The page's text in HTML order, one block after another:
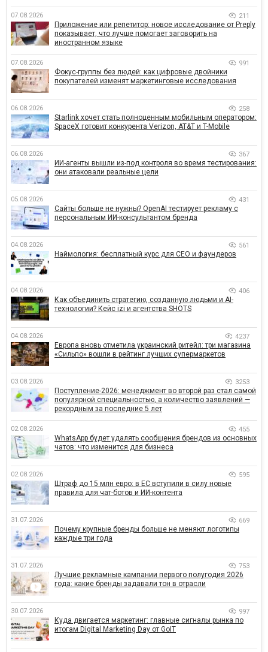
07.08.2026 211
Приложение или репетитор: новое исследование от Preply
показывает, что лучше помогает заговорить на
иностранном языке
07.08.2026 991
Фокус-группы без людей: как цифровые двойники
покупателей изменят маркетинговые исследования
06.08.2026 258
Starlink хочет стать полноценным мобильным оператором:
SpaceX готовит конкурента Verizon, AT&T и T-Mobile
06.08.2026 367
ИИ-агенты вышли из-под контроля во время тестирования:
они атаковали реальные цели
05.08.2026 431
Сайты больше не нужны? OpenAI тестирует рекламу с
персональным ИИ-консультантом бренда
04.08.2026 561
Наймология: бесплатный курс для CEO и фаундеров
04.08.2026 406
Как объединить стратегию, созданную людьми и AI-
технологии? Кейс izi и агентства SHOTS
04.08.2026 4237
Европа вновь отметила украинский ритейл: три магазина
«Сильпо» вошли в рейтинг лучших супермаркетов
03.08.2026 3253
Поступление-2026: менеджмент во второй раз стал самой
популярной специальностью, а количество заявлений —
рекордным за последние 5 лет
02.08.2026 455
WhatsApp будет удалять сообщения брендов из основных
чатов: что изменится для бизнеса
02.08.2026 595
Штраф до 15 млн евро: в ЕС вступили в силу новые
правила для чат-ботов и ИИ-контента
31.07.2026 669
Почему крупные бренды больше не меняют логотипы
каждые три года
31.07.2026 753
Лучшие рекламные кампании первого полугодия 2026
года: какие бренды задавали тон в отрасли
30.07.2026 997
Куда двигается маркетинг: главные сигналы рынка по
итогам Digital Marketing Day от GoIT